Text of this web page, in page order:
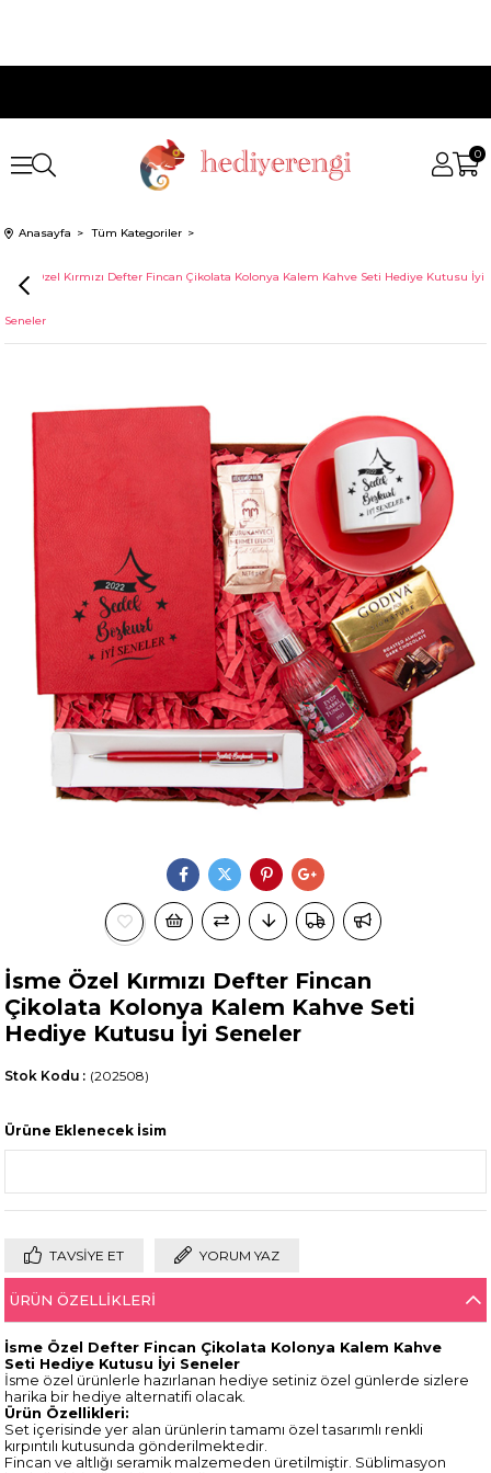
0
Anasayfa Tüm Kategoriler
İsme Özel Kırmızı Defter Fincan Çikolata Kolonya Kalem Kahve Seti Hediye Kutusu İyi
Seneler
İsme Özel Kırmızı Defter Fincan
Çikolata Kolonya Kalem Kahve Seti
Hediye Kutusu İyi Seneler
(202508)
Stok Kodu
Ürüne Eklenecek İsim
TAVSIYE ET YORUM YAZ
ÜRÜN ÖZELLIKLERI
İsme Özel Defter Fincan Çikolata Kolonya Kalem Kahve
Seti Hediye Kutusu İyi Seneler
İsme özel ürünlerle hazırlanan hediye setiniz özel günlerde sizlere
harika bir hediye alternatifi olacak.
Ürün Özellikleri:
Set içerisinde yer alan ürünlerin tamamı özel tasarımlı renkli
kırpıntılı kutusunda gönderilmektedir.
Fincan ve altlığı seramik malzemeden üretilmiştir. Süblimasyon